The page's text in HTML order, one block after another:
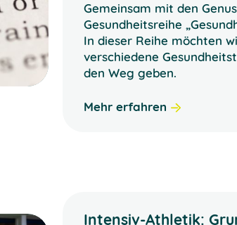
Gemeinsam mit den
Gesundheitsreihe
In dieser Reihe möchten
verschiedene
den Weg geben.
Mehr erfahren
Intensiv-Athletik: